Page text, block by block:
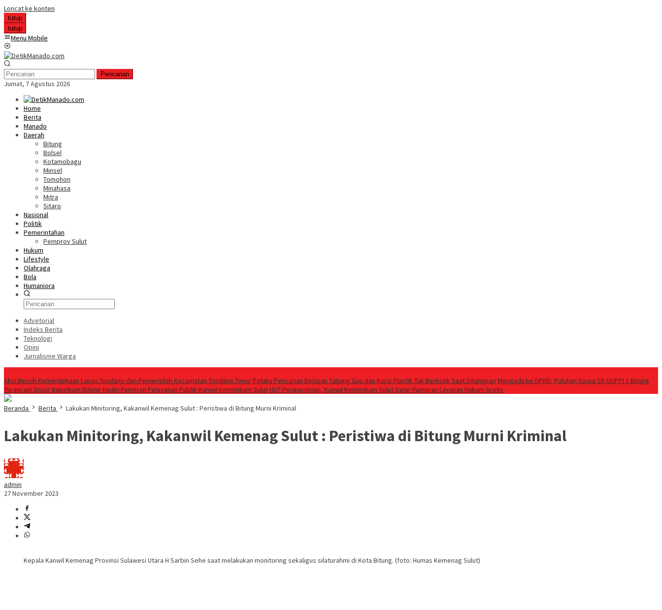
Loncat ke konten
tutup
tutup
Menu Mobile
Pencarian
Jumat, 7 Agustus 2026
Home
Berita
Manado
Daerah
Bitung
Bolsel
Kotamobagu
Minsel
Tomohon
Minahasa
Mitra
Sitaro
Nasional
Politik
Pemerintahan
Pemprov Sulut
Hukum
Lifestyle
Olahraga
Bola
Humaniora
Advetorial
Indeks Berita
Teknologi
Opini
Jurnalisme Warga
Aksi Bersih Kemerdekaan Lapas Tondano dan Pemerintah Kecamatan Tondano TimurPelaku Pencurian Belasan Tabung Gas dan Kursi Plastik Tak Berkutik Saat Ditangkap Mengadu ke DPRD, Puluhan Siswa SD GUPPI 1 Bitung
Terancam Diusir‎Bapelkum Bitung Hadiri Pameran Pelayanan Publik Kanwil Kemenkum SulutHUT Pengayoman, Kanwil Kemenkum Sulut Gelar Pameran Layanan Hukum Gratis
Beranda Berita Lakukan Minitoring, Kakanwil Kemenag Sulut : Peristiwa di Bitung Murni Kriminal
Lakukan Minitoring, Kakanwil Kemenag Sulut : Peristiwa di Bitung Murni Kriminal
admin
27 November 2023
Kepala Kanwil Kemenag Provinsi Sulawesi Utara H Sarbin Sehe saat melakukan monitoring sekaligus silaturahmi di Kota Bitung. (foto: Humas Kemenag Sulut)